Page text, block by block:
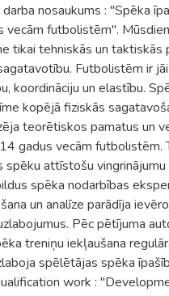
nosaukums : "Spēka
vecām futbolistēm".
tikai tehniskās un taktiskās
Futbolistēm ir
koordināciju un elastību.
kopējā fiziskās
teorētiskos pamatus un
gadus vecām futbolistēm.
attīstošu
spēka nodarbības
un analīze parādīja
Pēc pētījuma
treniņu iekļaušana
spēlētājas spēka
work :